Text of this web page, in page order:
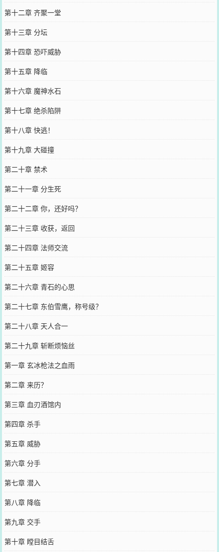
第十二章 齐聚一堂
第十三章 分坛
第十四章 恐吓威胁
第十五章 降临
第十六章 魔神水石
第十七章 绝杀陷阱
第十八章 快逃！
第十九章 大碰撞
第二十章 禁术
第二十一章 分生死
第二十二章 你，还好吗？
第二十三章 收获，返回
第二十四章 法师交流
第二十五章 姬容
第二十六章 青石的心思
第二十七章 东伯雪鹰，称号级？
第二十八章 天人合一
第二十九章 斩断烦恼丝
第一章 玄冰枪法之血雨
第二章 来历？
第三章 血刃酒馆内
第四章 杀手
第五章 威胁
第六章 分手
第七章 潜入
第八章 降临
第九章 交手
第十章 瞠目结舌